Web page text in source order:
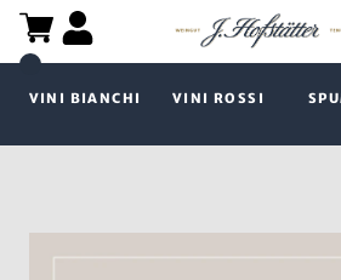
VINI BIANCHI VINI ROSSI